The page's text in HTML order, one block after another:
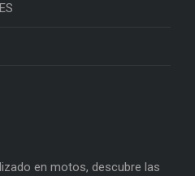
en motos, descubre las